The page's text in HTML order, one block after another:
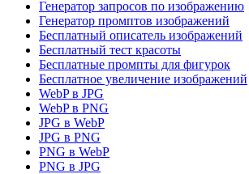
Генератор запросов по изображению
Генератор промптов изображений
Бесплатный описатель изображений
Бесплатный тест красоты
Бесплатные промпты для фигурок
Бесплатное увеличение изображений
WebP в JPG
WebP в PNG
JPG в WebP
JPG в PNG
PNG в WebP
PNG в JPG